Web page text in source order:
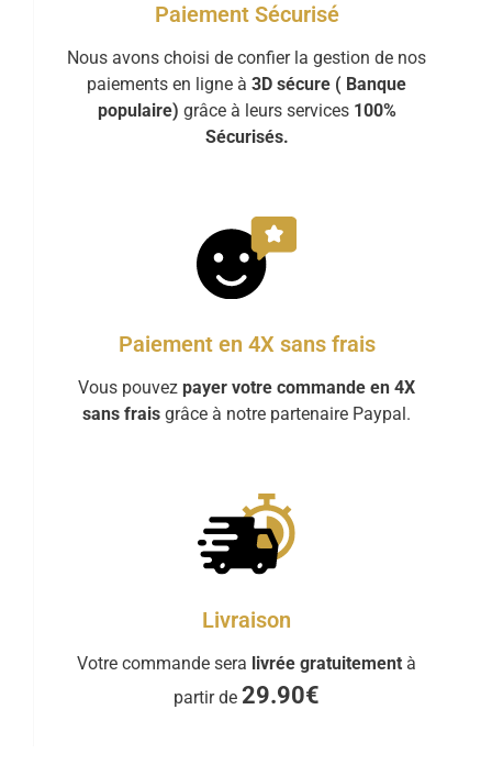
Paiement Sécurisé
Nous avons choisi de confier la gestion de nos
paiements en ligne à 3D sécure ( Banque
populaire) grâce à leurs services 100%
Sécurisés.
Paiement en 4X sans frais
Vous pouvez payer votre commande en 4X
sans frais grâce à notre partenaire Paypal.
Livraison
Votre commande sera livrée gratuitement à
partir de 29.90€